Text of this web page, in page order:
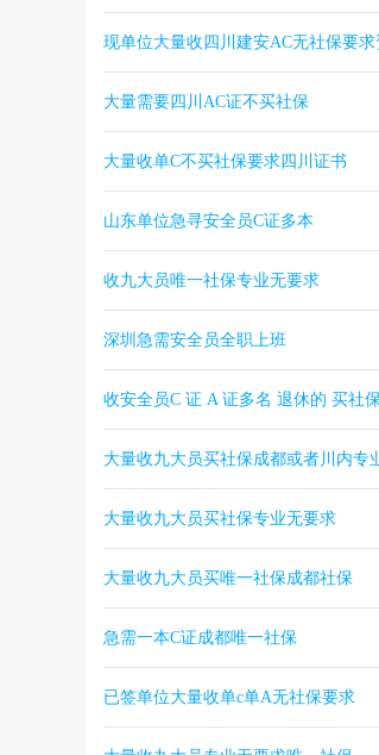
现单位大量收四川建安AC无社保要求
大量需要四川AC证不买社保
大量收单C不买社保要求四川证书
山东单位急寻安全员C证多本
收九大员唯一社保专业无要求
深圳急需安全员全职上班
收安全员C 证 A 证多名 退休的 买社
大量收九大员买社保成都或者川内专
大量收九大员买社保专业无要求
大量收九大员买唯一社保成都社保
急需一本C证成都唯一社保
已签单位大量收单c单A无社保要求